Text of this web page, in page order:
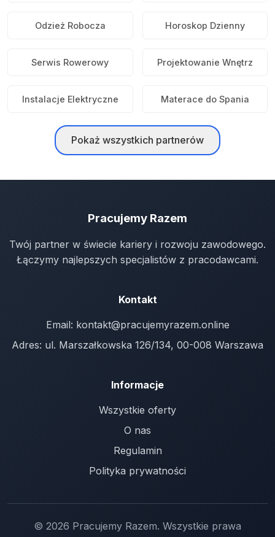
Odzież Robocza Horoskop Dzienny
Serwis Rowerowy Projektowanie Wnętrz
Instalacje Elektryczne Materace do Spania
Pokaż wszystkich partnerów
Pracujemy Razem
Twój partner w świecie kariery i rozwoju zawodowego.
Łączymy najlepszych specjalistów z pracodawcami.
Kontakt
Email: kontakt@pracujemyrazem.online
Adres: ul. Marszałkowska 126/134, 00-008 Warszawa
Informacje
Wszystkie oferty
O nas
Regulamin
Polityka prywatności
© 2026 Pracujemy Razem. Wszystkie prawa